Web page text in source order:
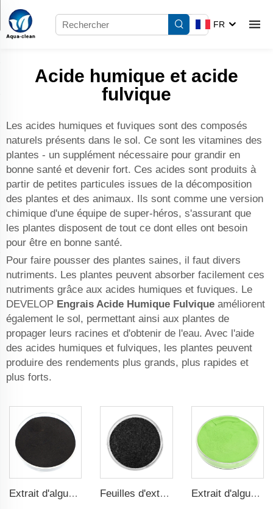
FR
Acide humique et acide
fulvique
Les acides humiques et fuviques sont des composés
naturels présents dans le sol. Ce sont les vitamines des
plantes - un supplément nécessaire pour grandir en
bonne santé et devenir fort. Ces acides sont produits à
partir de petites particules issues de la décomposition
des plantes et des animaux. Ils sont comme une version
chimique d'une équipe de super-héros, s'assurant que
les plantes disposent de tout ce dont elles ont besoin
pour être en bonne santé.
Pour faire pousser des plantes saines, il faut divers
nutriments. Les plantes peuvent absorber facilement ces
nutriments grâce aux acides humiques et fuviques. Le
DEVELOP Engrais Acide Humique Fulvique améliorent
également le sol, permettant ainsi aux plantes de
propager leurs racines et d'obtenir de l'eau. Avec l'aide
des acides humiques et fulviques, les plantes peuvent
produire des rendements plus grands, plus rapides et
plus forts.
Extrait d'algues en poudre fertilisant fournit des nutriments riches Feuilles d'extrait d'algues Flakes 16% biostimulant Fertilisant foliaire Algues Fertilisant racinaire Extrait d'algues vert clair Extrait d'algues en poudre Fertilisant régulateur de croissance végétale